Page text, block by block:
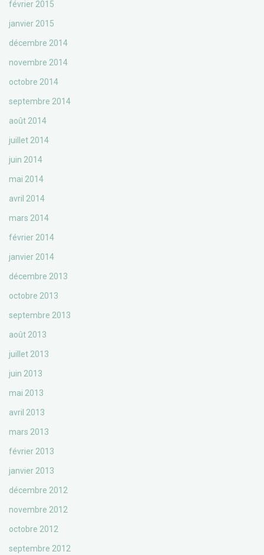
février 2015
janvier 2015
décembre 2014
novembre 2014
octobre 2014
septembre 2014
août 2014
juillet 2014
juin 2014
mai 2014
avril 2014
mars 2014
février 2014
janvier 2014
décembre 2013
octobre 2013
septembre 2013
août 2013
juillet 2013
juin 2013
mai 2013
avril 2013
mars 2013
février 2013
janvier 2013
décembre 2012
novembre 2012
octobre 2012
septembre 2012